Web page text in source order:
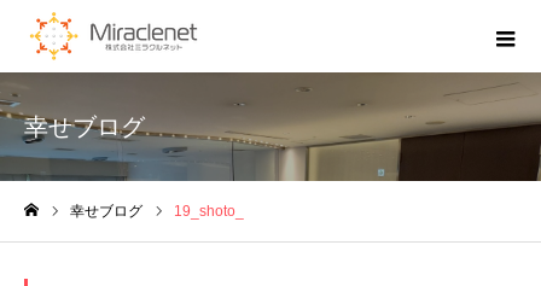
幸せブログ
幸せブログ 19_shoto_